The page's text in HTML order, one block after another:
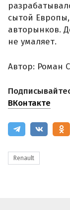
сытой
авторынков.
не умаляет.
Автор: Роман
ВКонтакте
Renault